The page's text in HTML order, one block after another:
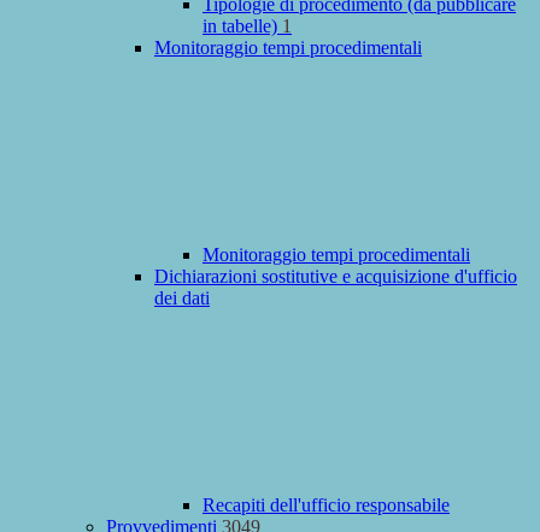
Tipologie di procedimento (da pubblicare
in tabelle) 1
Monitoraggio tempi procedimentali
Monitoraggio tempi procedimentali
Dichiarazioni sostitutive e acquisizione d'ufficio
dei dati
Recapiti dell'ufficio responsabile
Provvedimenti 3049